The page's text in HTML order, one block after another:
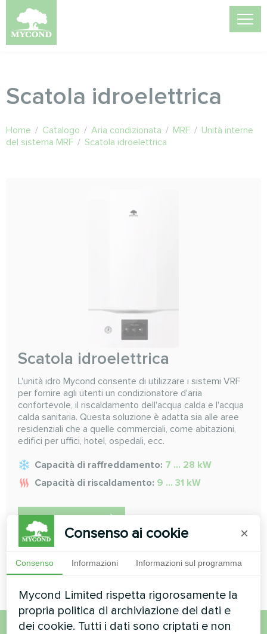
Scatola idroelettrica
Home / Catalogo / Aria condizionata / MRF / Unità interne
del sistema MRF / Scatola idroelettrica
Scatola idroelettrica
L'unità idro Mycond consente di utilizzare i sistemi VRF
per fornire agli utenti un condizionatore d'aria
confortevole, il riscaldamento dell'acqua calda e l'acqua
calda sanitaria. Questa soluzione è adatta sia alle aree
residenziali che a quelle commerciali, come abitazioni,
edifici per uffici, hotel, ospedali, ecc.
Capacità di raffreddamento: 7 ... 28 kW
Capacità di riscaldamento: 9 ... 31 kW
PER SAPERNE DI PIÙ
Consenso ai cookie ×
Consenso Informazioni Informazioni sul programma
Mycond Limited rispetta rigorosamente la
propria politica di archiviazione dei dati e
dei cookie. Tutti i dati sono criptati e non